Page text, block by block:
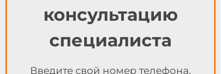
консультацию
специалиста
Введите свой номер телефона,